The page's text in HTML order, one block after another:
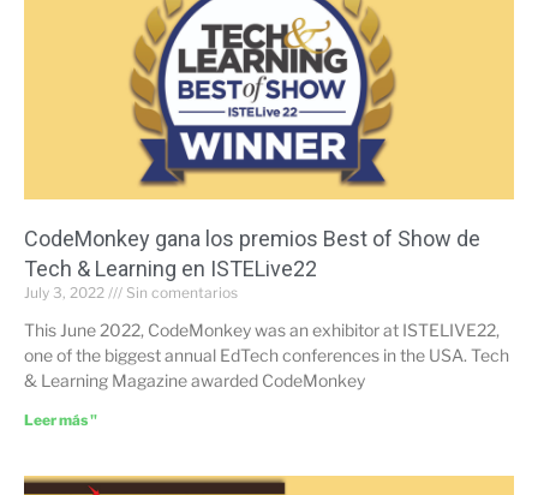
CodeMonkey gana los premios Best of Show de
Tech & Learning en ISTELive22
July 3, 2022 Sin comentarios
This June 2022, CodeMonkey was an exhibitor at ISTELIVE22,
one of the biggest annual EdTech conferences in the USA. Tech
& Learning Magazine awarded CodeMonkey
Leer más "